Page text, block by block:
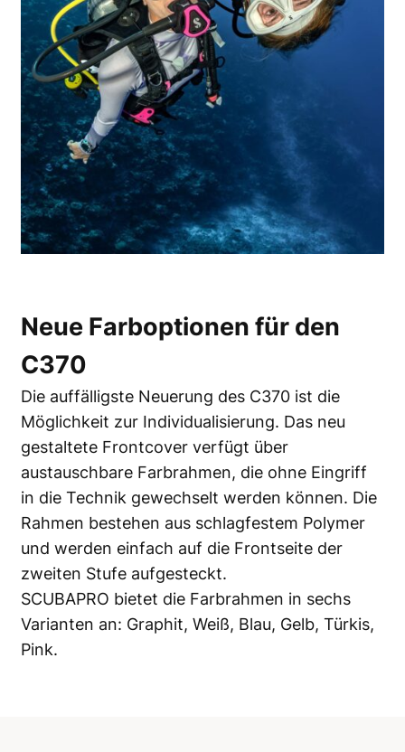
Neue Farboptionen für den
C370
Die auffälligste Neuerung des C370 ist die
Möglichkeit zur Individualisierung. Das neu
gestaltete Frontcover verfügt über
austauschbare Farbrahmen, die ohne Eingriff
in die Technik gewechselt werden können. Die
Rahmen bestehen aus schlagfestem Polymer
und werden einfach auf die Frontseite der
zweiten Stufe aufgesteckt.
SCUBAPRO bietet die Farbrahmen in sechs
Varianten an: Graphit, Weiß, Blau, Gelb, Türkis,
Pink.